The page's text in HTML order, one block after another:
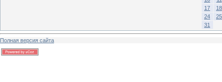
17
18
24
25
31
Полная версия сайта